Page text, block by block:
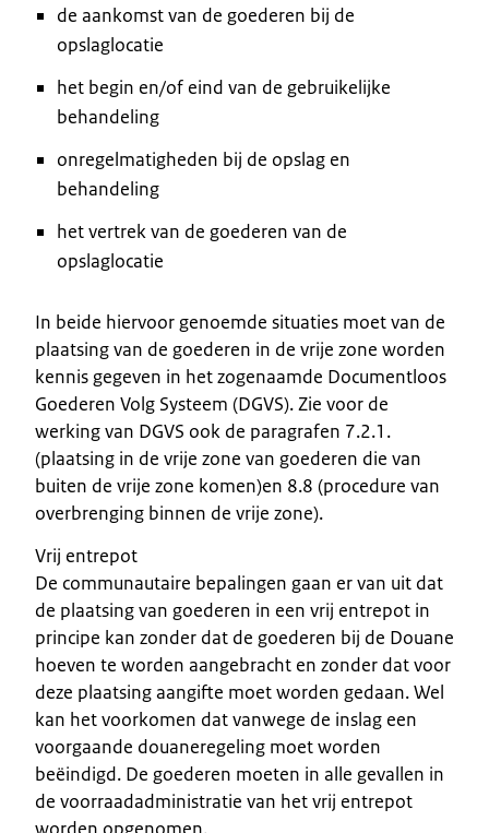
de aankomst van de goederen bij de
opslaglocatie
het begin en/of eind van de gebruikelijke
behandeling
onregelmatigheden bij de opslag en
behandeling
het vertrek van de goederen van de
opslaglocatie
In beide hiervoor genoemde situaties moet van de
plaatsing van de goederen in de vrije zone worden
kennis gegeven in het zogenaamde Documentloos
Goederen Volg Systeem (DGVS). Zie voor de
werking van DGVS ook de paragrafen 7.2.1.
(plaatsing in de vrije zone van goederen die van
buiten de vrije zone komen)en 8.8 (procedure van
overbrenging binnen de vrije zone).
Vrij entrepot
De communautaire bepalingen gaan er van uit dat
de plaatsing van goederen in een vrij entrepot in
principe kan zonder dat de goederen bij de Douane
hoeven te worden aangebracht en zonder dat voor
deze plaatsing aangifte moet worden gedaan. Wel
kan het voorkomen dat vanwege de inslag een
voorgaande douaneregeling moet worden
beëindigd. De goederen moeten in alle gevallen in
de voorraadadministratie van het vrij entrepot